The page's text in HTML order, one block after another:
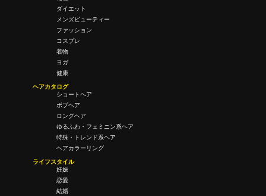
ダイエット
メンズビューティー
ファッション
コスプレ
着物
ヨガ
健康
ヘアカタログ
ショートヘア
ボブヘア
ロングヘア
ゆるふわ・フェミニン系ヘア
特殊・トレンド系ヘア
ヘアカラーリング
ライフスタイル
妊娠
恋愛
結婚